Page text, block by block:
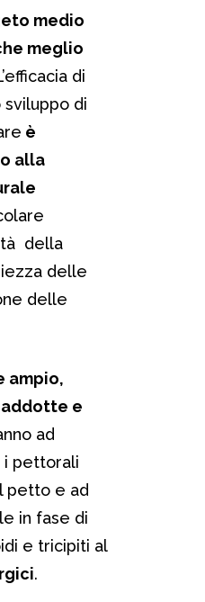
medio
meglio
di
di
è
alla
della
delle
delle
ampio,
e
ad
i pettorali
petto e ad
in fase di
e tricipiti al
.